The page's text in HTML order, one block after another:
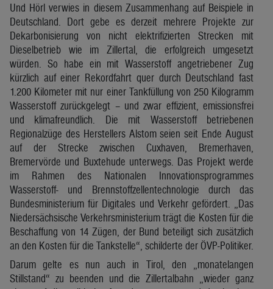
Und Hörl verwies in diesem Zusammenhang auf Beispiele in
Deutschland. Dort gebe es derzeit mehrere Projekte zur
Dekarbonisierung von nicht elektrifizierten Strecken mit
Dieselbetrieb wie im Zillertal, die erfolgreich umgesetzt
würden. So habe ein mit Wasserstoff angetriebener Zug
kürzlich auf einer Rekordfahrt quer durch Deutschland fast
1.200 Kilometer mit nur einer Tankfüllung von 250 Kilogramm
Wasserstoff zurückgelegt – und zwar effizient, emissionsfrei
und klimafreundlich. Die mit Wasserstoff betriebenen
Regionalzüge des Herstellers Alstom seien seit Ende August
auf der Strecke zwischen Cuxhaven, Bremerhaven,
Bremervörde und Buxtehude unterwegs. Das Projekt werde
im Rahmen des Nationalen Innovationsprogrammes
Wasserstoff- und Brennstoffzellentechnologie durch das
Bundesministerium für Digitales und Verkehr gefördert. „Das
Niedersächsische Verkehrsministerium trägt die Kosten für die
Beschaffung von 14 Zügen, der Bund beteiligt sich zusätzlich
an den Kosten für die Tankstelle“, schilderte der ÖVP-Politiker.
Darum gelte es nun auch in Tirol, den „monatelangen
Stillstand“ zu beenden und die Zillertalbahn „wieder ganz